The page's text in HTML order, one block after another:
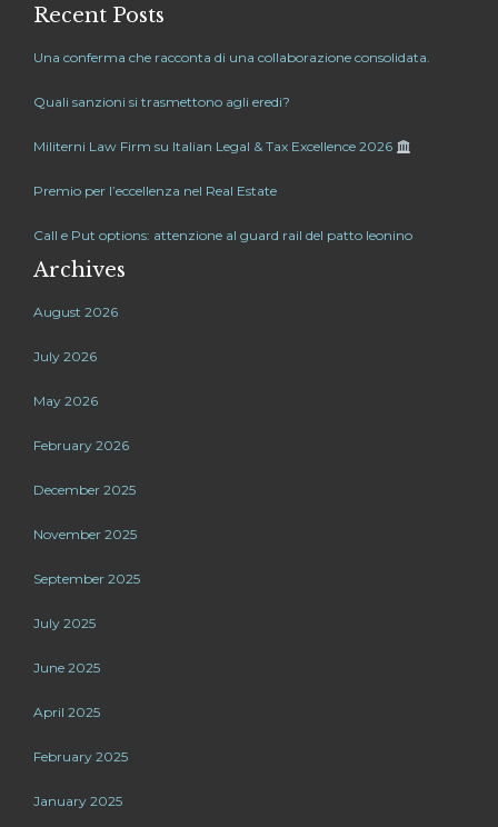
Recent Posts
Una conferma che racconta di una collaborazione consolidata.
Quali sanzioni si trasmettono agli eredi?
Militerni Law Firm su Italian Legal & Tax Excellence 2026
Premio per l’eccellenza nel Real Estate
Call e Put options: attenzione al guard rail del patto leonino
Archives
August 2026
July 2026
May 2026
February 2026
December 2025
November 2025
September 2025
July 2025
June 2025
April 2025
February 2025
January 2025